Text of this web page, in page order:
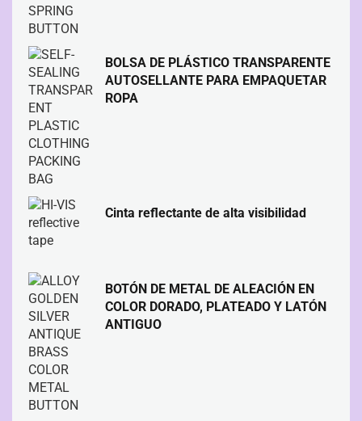
BOLSA DE PLÁSTICO TRANSPARENTE
AUTOSELLANTE PARA EMPAQUETAR
ROPA
Cinta reflectante de alta visibilidad
BOTÓN DE METAL DE ALEACIÓN EN
COLOR DORADO, PLATEADO Y LATÓN
ANTIGUO